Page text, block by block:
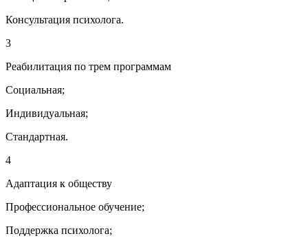
Консультация психолога.
3
Реабилитация по трем программам
Социальная;
Индивидуальная;
Стандартная.
4
Адаптация к обществу
Профессиональное обучение;
Поддержка психолога;